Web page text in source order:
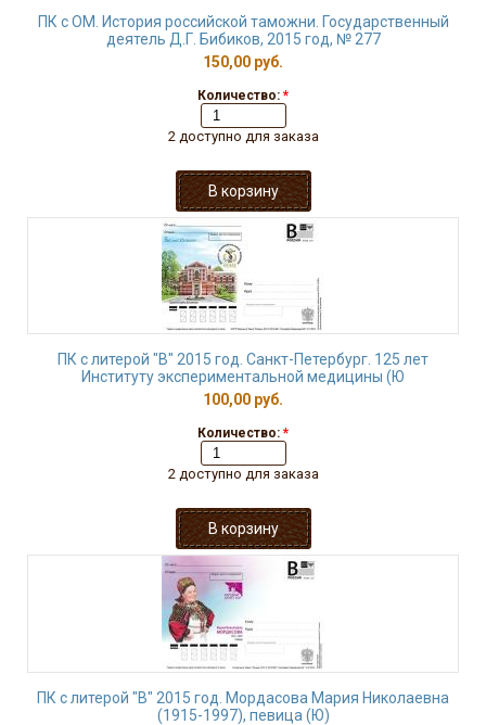
ПК с ОМ. История российской таможни. Государственный
деятель Д.Г. Бибиков, 2015 год, № 277
150,00 руб.
Количество: *
2 доступно для заказа
ПК с литерой "В" 2015 год. Санкт-Петербург. 125 лет
Институту экспериментальной медицины (Ю
100,00 руб.
Количество: *
2 доступно для заказа
ПК с литерой "В" 2015 год. Мордасова Мария Николаевна
(1915-1997), певица (Ю)